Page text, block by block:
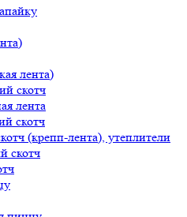
лента)
скотч
лента
скотч
(крепп-лента), утеплители
скотч